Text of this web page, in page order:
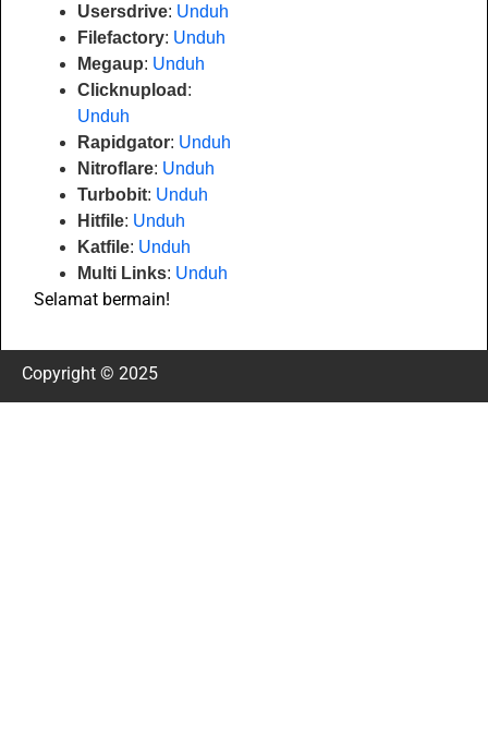
Usersdrive: Unduh
Filefactory: Unduh
Megaup: Unduh
Clicknupload :
Unduh
Rapidgator: Unduh
Nitroflare: Unduh
Turbobit: Unduh
Hitfile: Unduh
Katfile: Unduh
Multi Links: Unduh
Selamat bermain!
Copyright © 2025